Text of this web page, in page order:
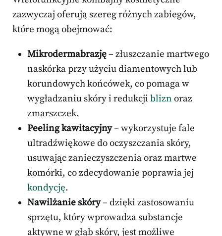
zazwyczaj oferują szereg różnych zabiegów,
które mogą obejmować:
Mikrodermabrazję– złuszczanie martwego
naskórka przy użyciu diamentowych lub
korundowych końcówek, co pomaga w
wygładzaniu skóry i redukcji blizn oraz
zmarszczek.
Peeling kawitacyjny– wykorzystuje fale
ultradźwiękowe do oczyszczania skóry,
usuwając zanieczyszczenia oraz martwe
komórki, co zdecydowanie poprawia jej
kondycję.
Nawilżanie skóry– dzięki zastosowaniu
sprzętu, który wprowadza substancje
aktywne w głąb skóry, jest możliwe